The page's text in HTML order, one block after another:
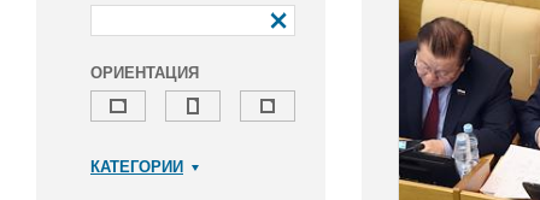
ОРИЕНТАЦИЯ
КАТЕГОРИИ